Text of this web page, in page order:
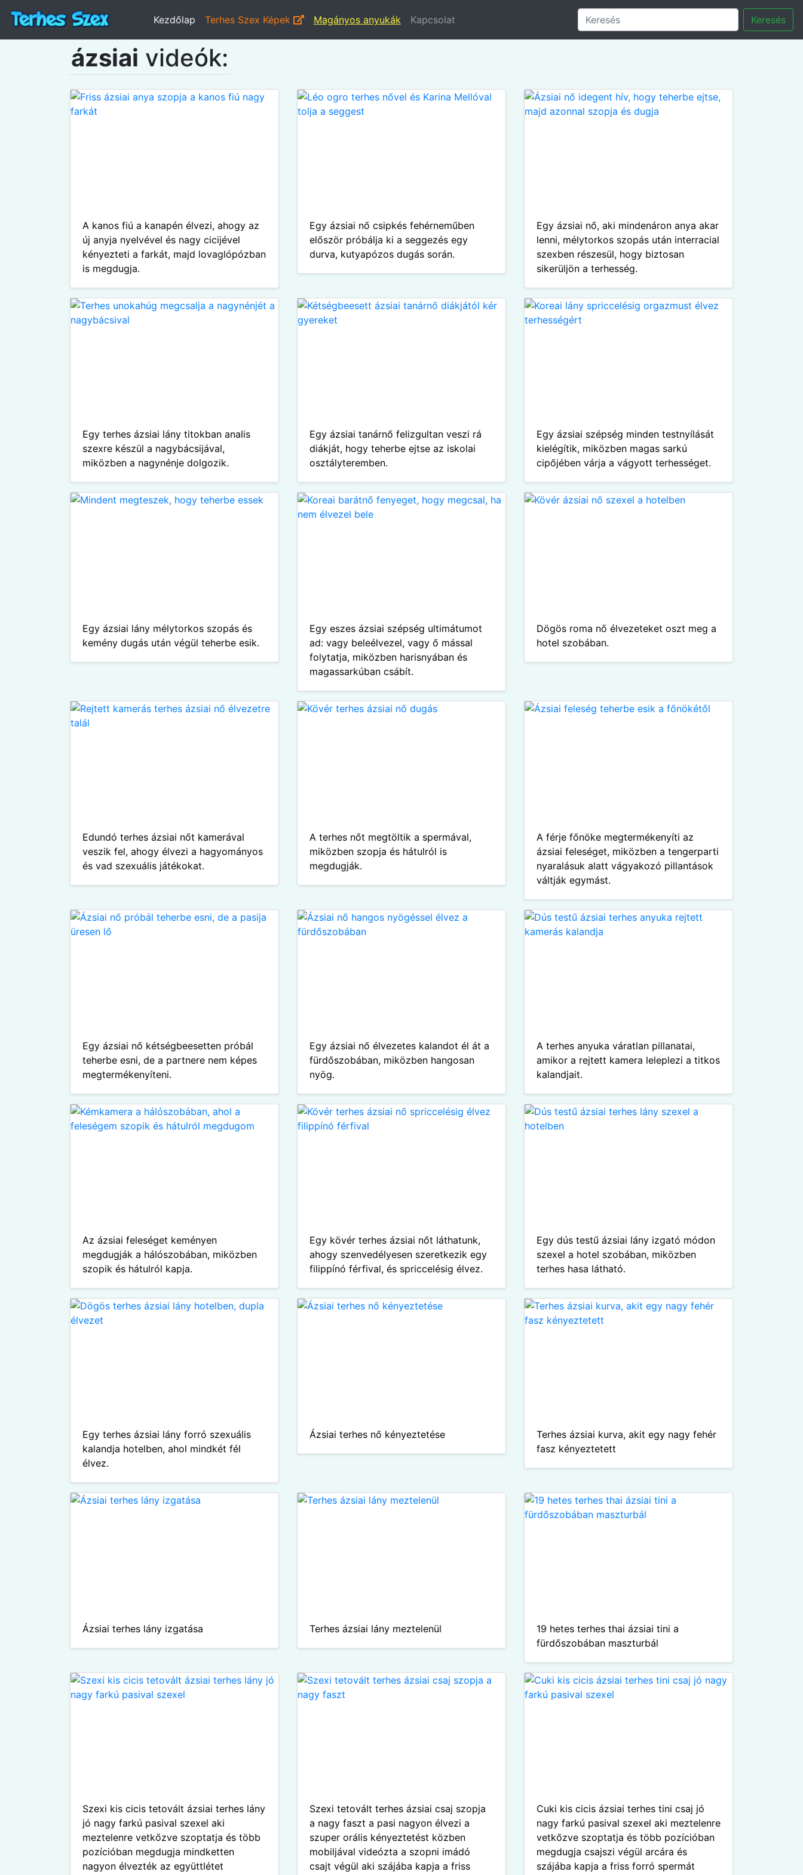
Kezdőlap Terhes Szex Képek Magányos anyukák Kapcsolat Keresés
ázsiai videók:
A kanos fiú a kanapén élvezi, ahogy az
új anyja nyelvével és nagy cicijével
kényezteti a farkát, majd lovaglópózban
is megdugja.
Egy ázsiai nő csipkés fehérneműben
először próbálja ki a seggezés egy
durva, kutyapózos dugás során.
Egy ázsiai nő, aki mindenáron anya akar
lenni, mélytorkos szopás után interracial
szexben részesül, hogy biztosan
sikerüljön a terhesség.
Egy terhes ázsiai lány titokban analis
szexre készül a nagybácsijával,
miközben a nagynénje dolgozik.
Egy ázsiai tanárnő felizgultan veszi rá
diákját, hogy teherbe ejtse az iskolai
osztályteremben.
Egy ázsiai szépség minden testnyílását
kielégítik, miközben magas sarkú
cipőjében várja a vágyott terhességet.
Egy ázsiai lány mélytorkos szopás és
kemény dugás után végül teherbe esik.
Egy eszes ázsiai szépség ultimátumot
ad: vagy beleélvezel, vagy ő mással
folytatja, miközben harisnyában és
magassarkúban csábít.
Dögös roma nő élvezeteket oszt meg a
hotel szobában.
Edundó terhes ázsiai nőt kamerával
veszik fel, ahogy élvezi a hagyományos
és vad szexuális játékokat.
A terhes nőt megtöltik a spermával,
miközben szopja és hátulról is
megdugják.
A férje főnöke megtermékenyíti az
ázsiai feleséget, miközben a tengerparti
nyaralásuk alatt vágyakozó pillantások
váltják egymást.
Egy ázsiai nő kétségbeesetten próbál
teherbe esni, de a partnere nem képes
megtermékenyíteni.
Egy ázsiai nő élvezetes kalandot él át a
fürdőszobában, miközben hangosan
nyög.
A terhes anyuka váratlan pillanatai,
amikor a rejtett kamera leleplezi a titkos
kalandjait.
Az ázsiai feleséget keményen
megdugják a hálószobában, miközben
szopik és hátulról kapja.
Egy kövér terhes ázsiai nőt láthatunk,
ahogy szenvedélyesen szeretkezik egy
filippínó férfival, és spriccelésig élvez.
Egy dús testű ázsiai lány izgató módon
szexel a hotel szobában, miközben
terhes hasa látható.
Egy terhes ázsiai lány forró szexuális
kalandja hotelben, ahol mindkét fél
élvez.
Ázsiai terhes nő kényeztetése
Terhes ázsiai kurva, akit egy nagy fehér
fasz kényeztetett
Ázsiai terhes lány izgatása Terhes ázsiai lány meztelenül
19 hetes terhes thai ázsiai tini a
fürdőszobában maszturbál
Szexi kis cicis tetovált ázsiai terhes lány
jó nagy farkú pasival szexel aki
meztelenre vetkőzve szoptatja és több
pozícióban megdugja mindketten
nagyon élvezték az együttlétet
Szexi tetovált terhes ázsiai csaj szopja
a nagy faszt a pasi nagyon élvezi a
szuper orális kényeztetést közben
mobiljával videózta a szopni imádó
csajt végül aki szájába kapja a friss
Cuki kis cicis ázsiai terhes tini csaj jó
nagy farkú pasival szexel aki meztelenre
vetkőzve szoptatja és több pozícióban
megdugja csajszi végül arcára és
szájába kapja a friss forró spermát